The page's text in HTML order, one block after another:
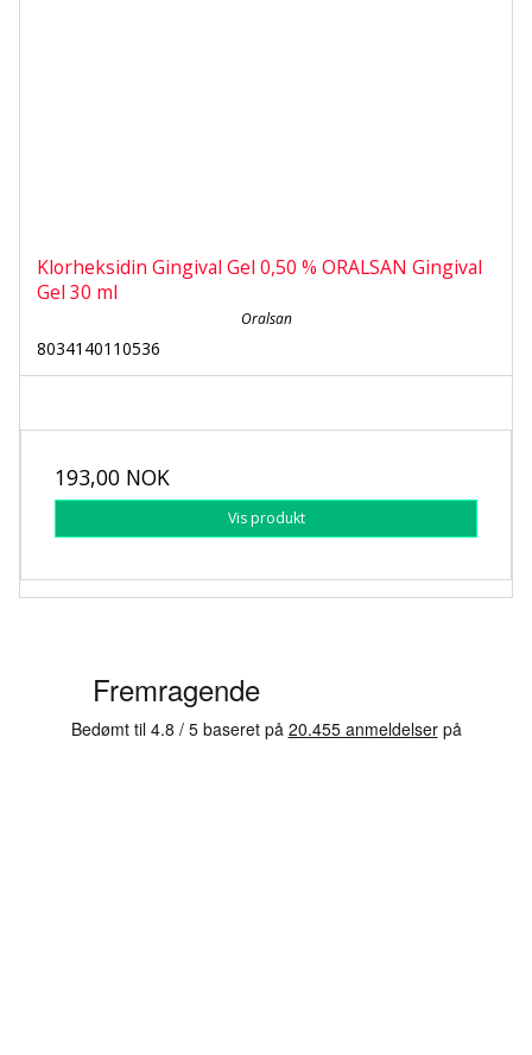
Klorheksidin Gingival Gel 0,50 % ORALSAN Gingival
Gel 30 ml
Oralsan
8034140110536
193,00 NOK
Vis produkt